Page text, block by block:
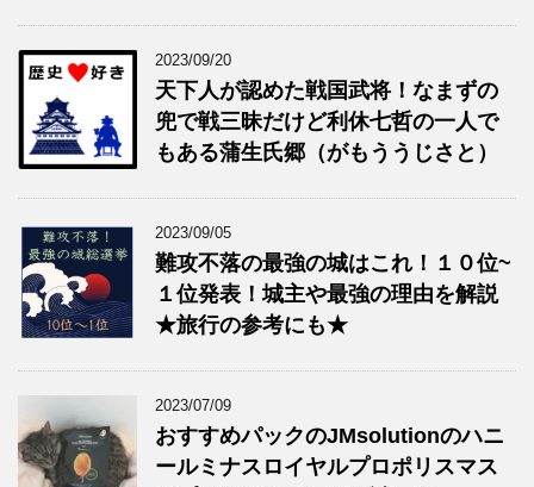
2023/09/20
天下人が認めた戦国武将！なまずの
兜で戦三昧だけど利休七哲の一人で
もある蒲生氏郷（がもううじさと）
2023/09/05
難攻不落の最強の城はこれ！１０位~
１位発表！城主や最強の理由を解説
★旅行の参考にも★
2023/07/09
おすすめパックのJMsolutionのハニ
ールミナスロイヤルプロポリスマス